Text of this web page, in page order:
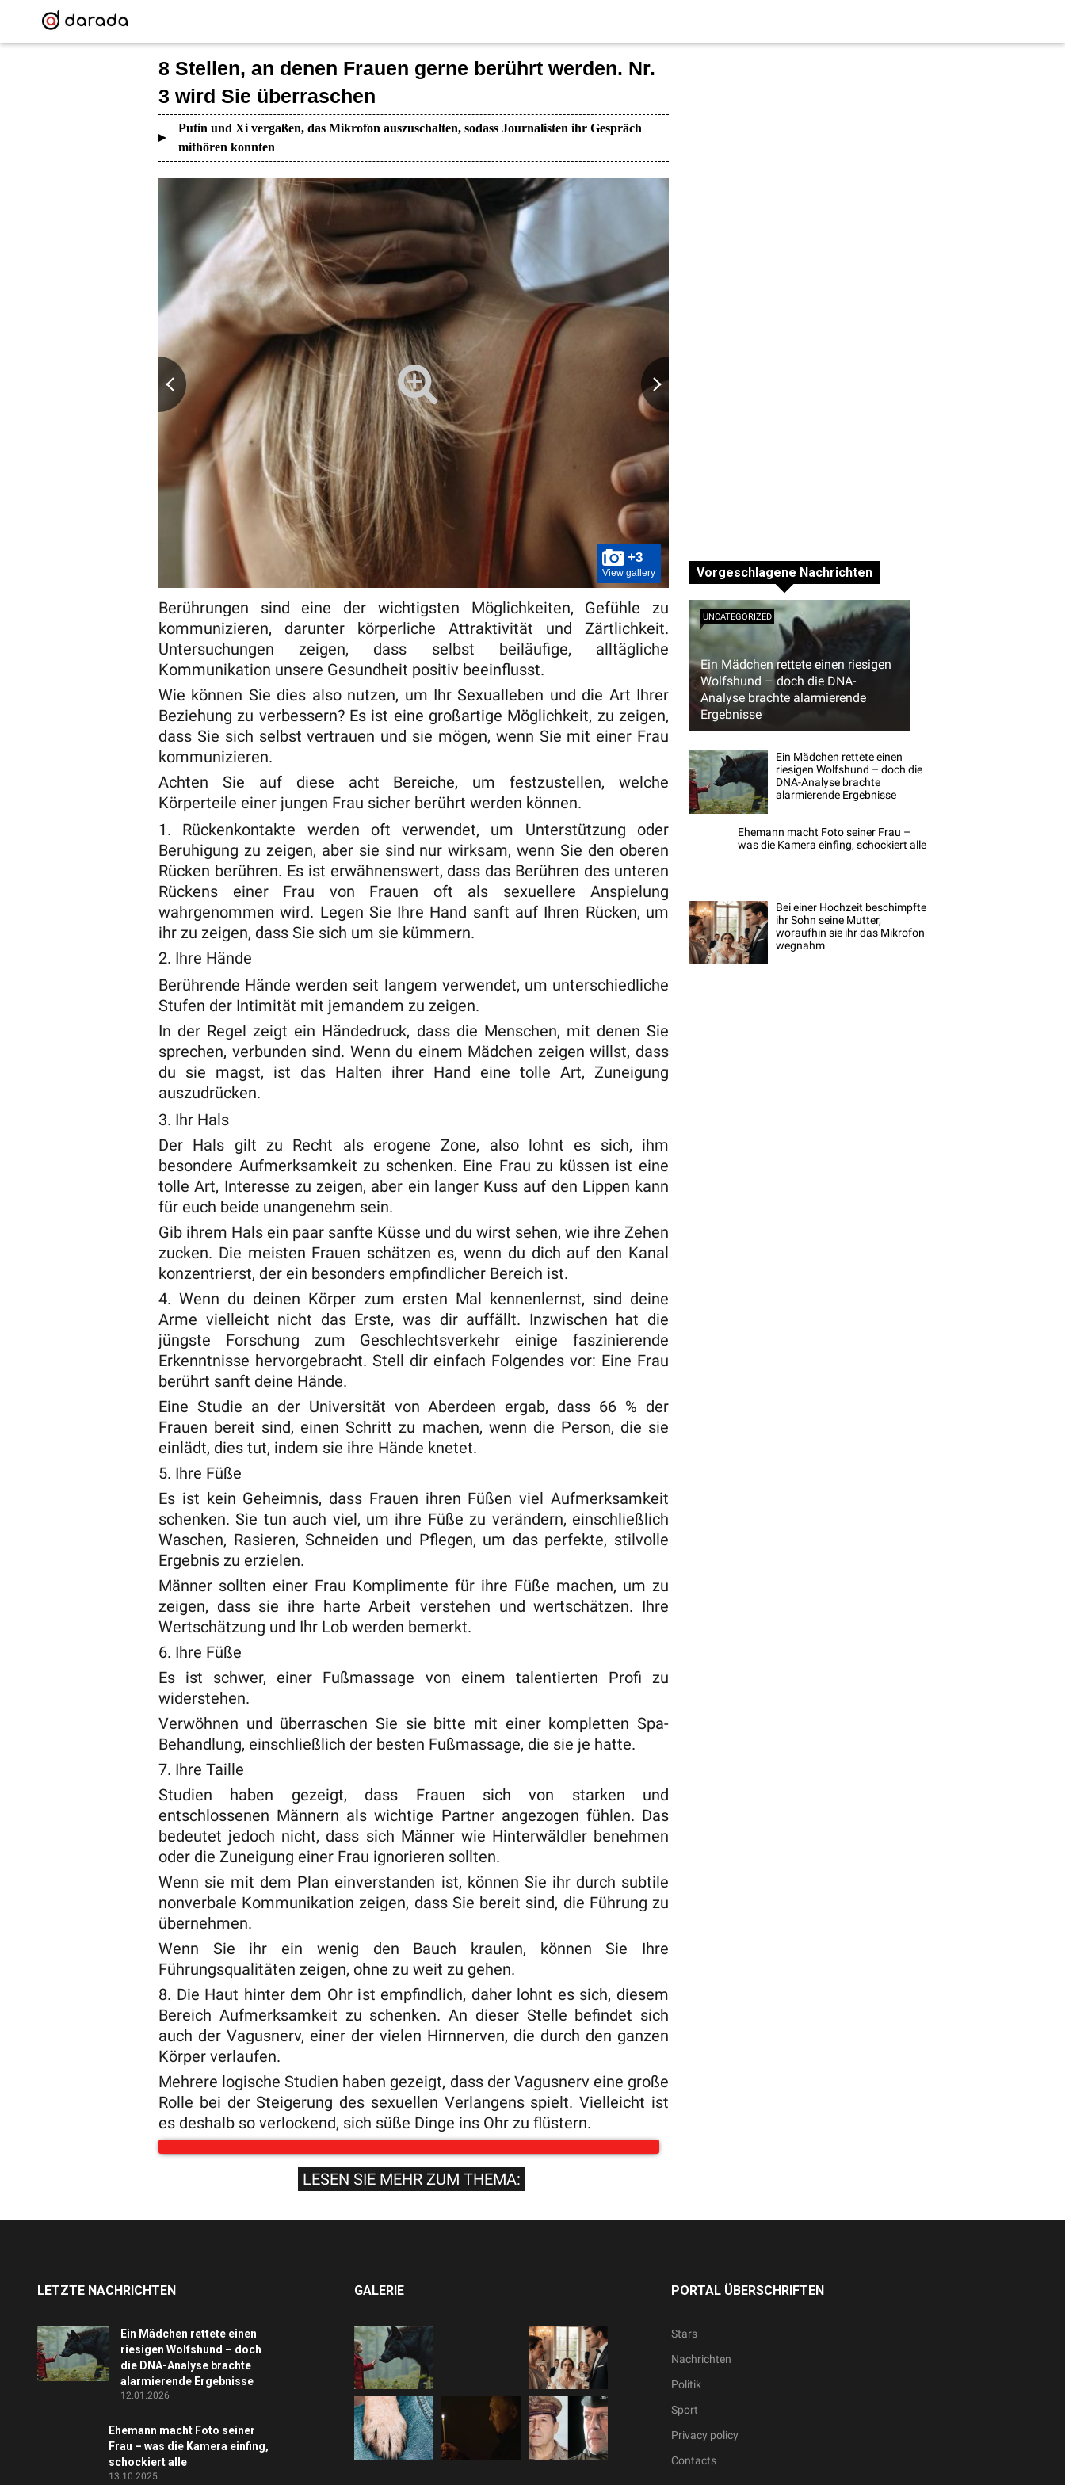
8 Stellen, an denen Frauen gerne berührt werden. Nr.
3 wird Sie überraschen
Putin und Xi vergaßen, das Mikrofon auszuschalten, sodass Journalisten ihr Gespräch
mithören konnten
+3
View gallery
Berührungen sind eine der wichtigsten Möglichkeiten, Gefühle zu
kommunizieren, darunter körperliche Attraktivität und Zärtlichkeit.
Untersuchungen zeigen, dass selbst beiläufige, alltägliche
Kommunikation unsere Gesundheit positiv beeinflusst.
Wie können Sie dies also nutzen, um Ihr Sexualleben und die Art Ihrer
Beziehung zu verbessern? Es ist eine großartige Möglichkeit, zu zeigen,
dass Sie sich selbst vertrauen und sie mögen, wenn Sie mit einer Frau
kommunizieren.
Achten Sie auf diese acht Bereiche, um festzustellen, welche
Körperteile einer jungen Frau sicher berührt werden können.
1. Rückenkontakte werden oft verwendet, um Unterstützung oder
Beruhigung zu zeigen, aber sie sind nur wirksam, wenn Sie den oberen
Rücken berühren. Es ist erwähnenswert, dass das Berühren des unteren
Rückens einer Frau von Frauen oft als sexuellere Anspielung
wahrgenommen wird. Legen Sie Ihre Hand sanft auf Ihren Rücken, um
ihr zu zeigen, dass Sie sich um sie kümmern.
2. Ihre Hände
Berührende Hände werden seit langem verwendet, um unterschiedliche
Stufen der Intimität mit jemandem zu zeigen.
In der Regel zeigt ein Händedruck, dass die Menschen, mit denen Sie
sprechen, verbunden sind. Wenn du einem Mädchen zeigen willst, dass
du sie magst, ist das Halten ihrer Hand eine tolle Art, Zuneigung
auszudrücken.
3. Ihr Hals
Der Hals gilt zu Recht als erogene Zone, also lohnt es sich, ihm
besondere Aufmerksamkeit zu schenken. Eine Frau zu küssen ist eine
tolle Art, Interesse zu zeigen, aber ein langer Kuss auf den Lippen kann
für euch beide unangenehm sein.
Gib ihrem Hals ein paar sanfte Küsse und du wirst sehen, wie ihre Zehen
zucken. Die meisten Frauen schätzen es, wenn du dich auf den Kanal
konzentrierst, der ein besonders empfindlicher Bereich ist.
4. Wenn du deinen Körper zum ersten Mal kennenlernst, sind deine
Arme vielleicht nicht das Erste, was dir auffällt. Inzwischen hat die
jüngste Forschung zum Geschlechtsverkehr einige faszinierende
Erkenntnisse hervorgebracht. Stell dir einfach Folgendes vor: Eine Frau
berührt sanft deine Hände.
Eine Studie an der Universität von Aberdeen ergab, dass 66 % der
Frauen bereit sind, einen Schritt zu machen, wenn die Person, die sie
einlädt, dies tut, indem sie ihre Hände knetet.
5. Ihre Füße
Es ist kein Geheimnis, dass Frauen ihren Füßen viel Aufmerksamkeit
schenken. Sie tun auch viel, um ihre Füße zu verändern, einschließlich
Waschen, Rasieren, Schneiden und Pflegen, um das perfekte, stilvolle
Ergebnis zu erzielen.
Männer sollten einer Frau Komplimente für ihre Füße machen, um zu
zeigen, dass sie ihre harte Arbeit verstehen und wertschätzen. Ihre
Wertschätzung und Ihr Lob werden bemerkt.
6. Ihre Füße
Es ist schwer, einer Fußmassage von einem talentierten Profi zu
widerstehen.
Verwöhnen und überraschen Sie sie bitte mit einer kompletten Spa-
Behandlung, einschließlich der besten Fußmassage, die sie je hatte.
7. Ihre Taille
Studien haben gezeigt, dass Frauen sich von starken und
entschlossenen Männern als wichtige Partner angezogen fühlen. Das
bedeutet jedoch nicht, dass sich Männer wie Hinterwäldler benehmen
oder die Zuneigung einer Frau ignorieren sollten.
Wenn sie mit dem Plan einverstanden ist, können Sie ihr durch subtile
nonverbale Kommunikation zeigen, dass Sie bereit sind, die Führung zu
übernehmen.
Wenn Sie ihr ein wenig den Bauch kraulen, können Sie Ihre
Führungsqualitäten zeigen, ohne zu weit zu gehen.
8. Die Haut hinter dem Ohr ist empfindlich, daher lohnt es sich, diesem
Bereich Aufmerksamkeit zu schenken. An dieser Stelle befindet sich
auch der Vagusnerv, einer der vielen Hirnnerven, die durch den ganzen
Körper verlaufen.
Mehrere logische Studien haben gezeigt, dass der Vagusnerv eine große
Rolle bei der Steigerung des sexuellen Verlangens spielt. Vielleicht ist
es deshalb so verlockend, sich süße Dinge ins Ohr zu flüstern.
LESEN SIE MEHR ZUM THEMA:
Vorgeschlagene Nachrichten
Ein Mädchen rettete einen riesigen
Wolfshund – doch die DNA-
Analyse brachte alarmierende
Ergebnisse
UNCATEGORIZED
Ein Mädchen rettete einen
riesigen Wolfshund – doch die
DNA-Analyse brachte
alarmierende Ergebnisse
Ehemann macht Foto seiner Frau –
was die Kamera einfing, schockiert alle
Bei einer Hochzeit beschimpfte
ihr Sohn seine Mutter,
woraufhin sie ihr das Mikrofon
wegnahm
LETZTE NACHRICHTEN
Ein Mädchen rettete einen
riesigen Wolfshund – doch
die DNA-Analyse brachte
alarmierende Ergebnisse
12.01.2026
Ehemann macht Foto seiner
Frau – was die Kamera einfing,
schockiert alle
13.10.2025
GALERIE PORTAL ÜBERSCHRIFTEN
Stars
Nachrichten
Politik
Sport
Privacy policy
Contacts